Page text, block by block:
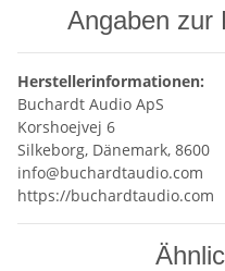
Angaben zur
Herstellerinformationen:
Buchardt Audio ApS
Korshoejvej 6
Silkeborg, Dänemark, 8600
info@buchardtaudio.com
https://buchardtaudio.com